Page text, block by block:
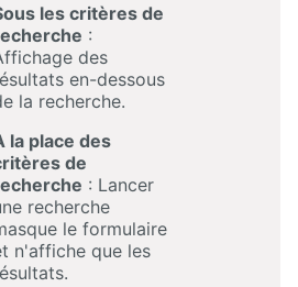
les critères de
:
des
en-dessous
la recherche.
la place des
de
: Lancer
recherche
le formulaire
n'affiche que les